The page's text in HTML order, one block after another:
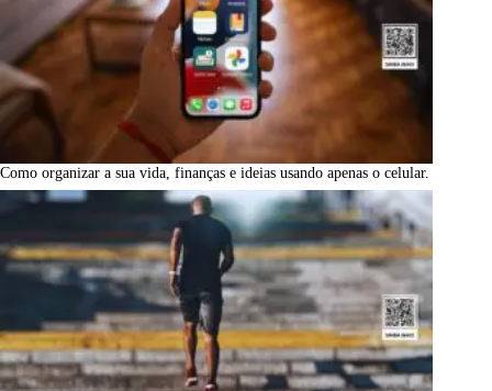
Como organizar a sua vida, finanças e ideias usando apenas o celular.